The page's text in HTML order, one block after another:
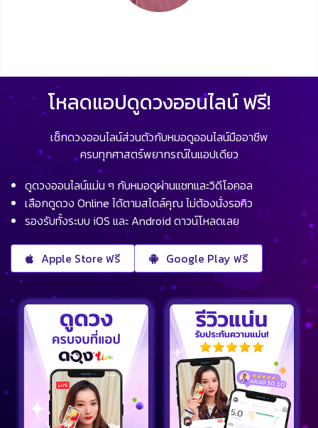
โหลดแอปดูดวงออนไลน์ ฟรี!
เช็กดวงออนไลน์ส่วนตัวกับหมอดูออนไลน์มืออาชีพ
ครบทุกศาสตร์พยากรณ์ในแอปเดียว
ดูดวงออนไลน์แม่น ๆ กับหมอดูผ่านแชทและวิดีโอคอล
เลือกดูดวง Online ได้ตามสไตล์คุณ ไม่ต้องนั่งรอคิว
รองรับทั้งระบบ iOS และ Android ดาวน์โหลดเลย
Apple Store ฟรี Google Play ฟรี